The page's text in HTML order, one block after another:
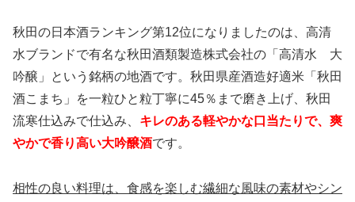
秋田の日本酒ランキング第12位になりましたのは、高清
水ブランドで有名な秋田酒類製造株式会社の「高清水 大
吟醸」という銘柄の地酒です。秋田県産酒造好適米「秋田
酒こまち」を一粒ひと粒丁寧に45％まで磨き上げ、秋田
流寒仕込みで仕込み、 キレのある軽やかな口当たりで、爽
やかで香り高い大吟醸酒です。
相性の良い料理は、食感を楽しむ繊細な風味の素材やシン